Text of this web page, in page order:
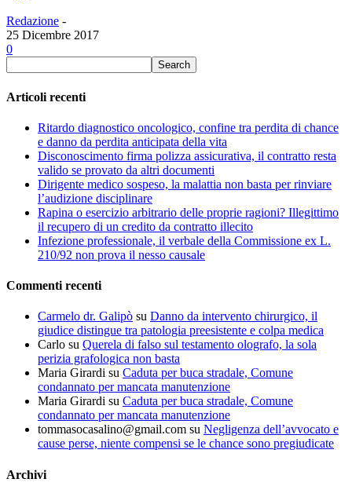
Redazione -
25 Dicembre 2017
0
Articoli recenti
Ritardo diagnostico oncologico, confine tra perdita di chance
e danno da perdita anticipata della vita
Disconoscimento firma polizza assicurativa, il contratto resta
valido se provato da altri documenti
Dirigente medico sospeso, la malattia non basta per rinviare
l’audizione disciplinare
Rapina o esercizio arbitrario delle proprie ragioni? Illegittimo
il recupero di un credito da contratto illecito
Infezione professionale, il verbale della Commissione ex L.
210/92 non prova il nesso causale
Commenti recenti
Carmelo dr. Galipò su Danno da intervento chirurgico, il
giudice distingue tra patologia preesistente e colpa medica
Carlo su Querela di falso sul testamento olografo, la sola
perizia grafologica non basta
Maria Girardi su Caduta per buca stradale, Comune
condannato per mancata manutenzione
Maria Girardi su Caduta per buca stradale, Comune
condannato per mancata manutenzione
tommasocasalino@gmail.com su Negligenza dell’avvocato e
cause perse, niente compensi se le chance sono pregiudicate
Archivi